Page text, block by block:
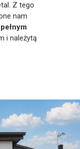
Z tego
nam
i należytą